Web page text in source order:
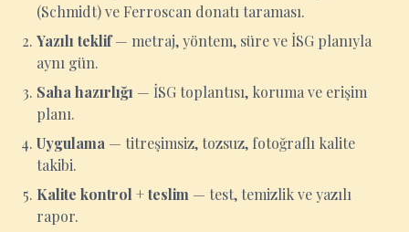
(Schmidt) ve Ferroscan donatı taraması.
Yazılı teklif— metraj, yöntem, süre ve İSG planıyla
aynı gün.
Saha hazırlığı — İSG toplantısı, koruma ve erişim
planı.
Uygulama — titreşimsiz, tozsuz, fotoğraflı kalite
takibi.
Kalite kontrol + teslim — test, temizlik ve yazılı
rapor.